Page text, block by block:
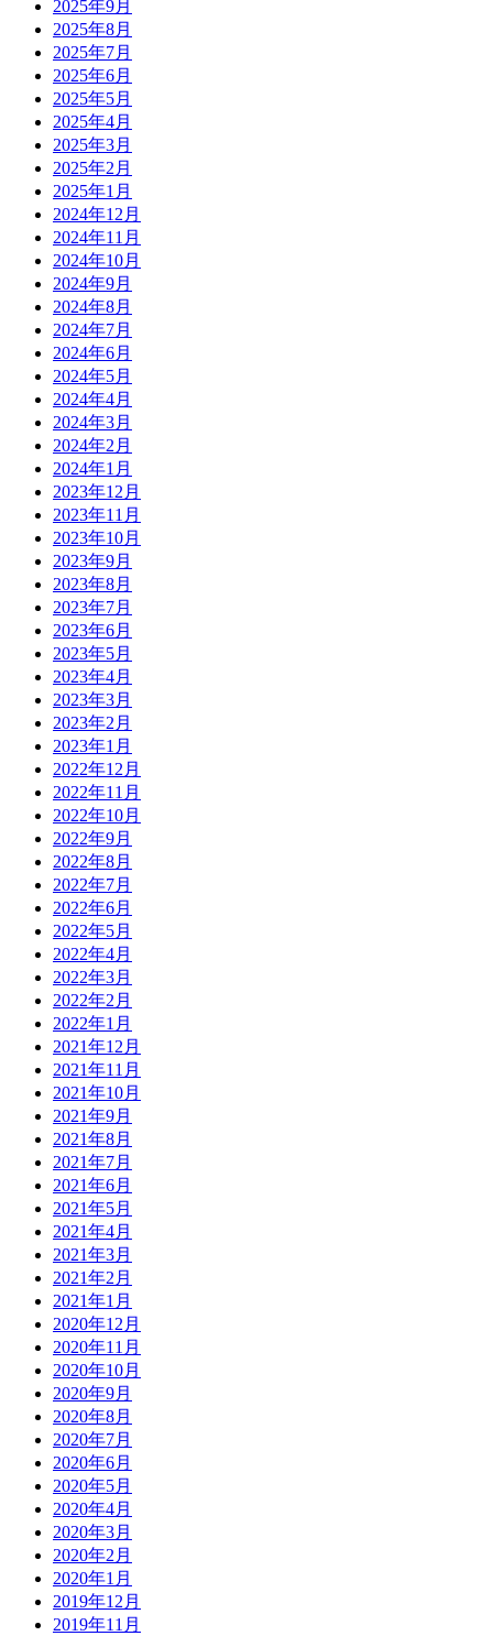
2025年9月
2025年8月
2025年7月
2025年6月
2025年5月
2025年4月
2025年3月
2025年2月
2025年1月
2024年12月
2024年11月
2024年10月
2024年9月
2024年8月
2024年7月
2024年6月
2024年5月
2024年4月
2024年3月
2024年2月
2024年1月
2023年12月
2023年11月
2023年10月
2023年9月
2023年8月
2023年7月
2023年6月
2023年5月
2023年4月
2023年3月
2023年2月
2023年1月
2022年12月
2022年11月
2022年10月
2022年9月
2022年8月
2022年7月
2022年6月
2022年5月
2022年4月
2022年3月
2022年2月
2022年1月
2021年12月
2021年11月
2021年10月
2021年9月
2021年8月
2021年7月
2021年6月
2021年5月
2021年4月
2021年3月
2021年2月
2021年1月
2020年12月
2020年11月
2020年10月
2020年9月
2020年8月
2020年7月
2020年6月
2020年5月
2020年4月
2020年3月
2020年2月
2020年1月
2019年12月
2019年11月